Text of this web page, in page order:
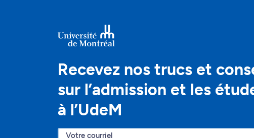
Recevez nos trucs et
sur l’admission et les
à l’UdeM